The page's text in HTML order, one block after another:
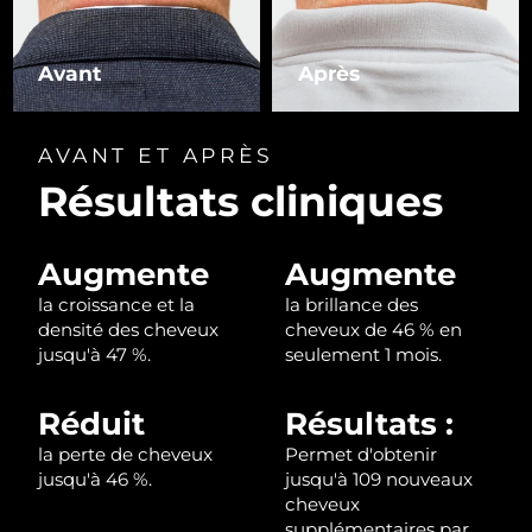
Avant Après
AVANT ET APRÈS
Résultats cliniques
Augmente
la croissance et la
densité des cheveux
jusqu'à 47 %.
Augmente
la brillance des
cheveux de 46 % en
seulement 1 mois.
Réduit
la perte de cheveux
jusqu'à 46 %.
Résultats :
Permet d'obtenir
jusqu'à 109 nouveaux
cheveux
R.A.S. chinoise de
Macao
Livraison estimée 8/14/26
Malte Livraison estimée8/12/26
Monaco Livraison estimée
Pays-Bas Livraison estimée8/12/26
Nouvelle-Zélande Livraison estimée 8/12/26
Norvège Livraison estimée
Livraison estimée 8/15/26